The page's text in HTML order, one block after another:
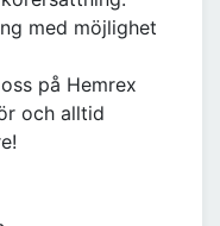
med möjlighet
på Hemrex
och alltid